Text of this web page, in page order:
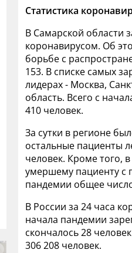
Статистика
В Самарской области
коронавирусом. Об
борьбе с
153. В списке самых
лидерах - Москва,
область. Всего с
410 человек.
За сутки в регионе
остальные пациенты
человек. Кроме того,
умершему пациенту с
пандемии общее
В России за 24 часа
начала пандемии
скончалось 28
306 208 человек.